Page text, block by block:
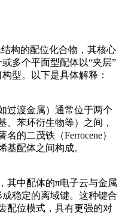
构的配位化合物，其核心
多个平面型配体以“夹层”
型。以下是具体解释：
过渡金属）通常位于两个
、苯环衍生物等）之间，
的二茂铁（Ferrocene）
基配体之间构成。
其中配体的π电子云与金属
稳定的离域键。这种键合
配位模式，具有更强的对